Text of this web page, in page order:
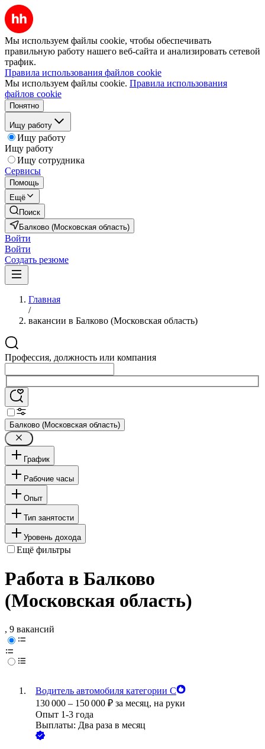
Мы используем файлы cookie, чтобы обеспечивать
правильную работу нашего веб-сайта и анализировать сетевой
трафик.
Правила использования файлов cookie
Мы используем файлы cookie. Правила использования
файлов cookie
Понятно
Ищу работу
Ищу работу
Ищу работу
Ищу сотрудника
Сервисы
Помощь
Ещё
Поиск
Балково (Московская область)
Войти
Войти
Создать резюме
Главная
/
вакансии в Балково (Московская область)
Профессия, должность или компания
Балково (Московская область)
График
Рабочие часы
Опыт
Тип занятости
Уровень дохода
Ещё фильтры
Работа в Балково
(Московская область)
, 9 вакансий
Водитель автомобиля категории С
130 000 – 150 000 ₽ за месяц, на руки
Опыт 1-3 года
Выплаты: Два раза в месяц